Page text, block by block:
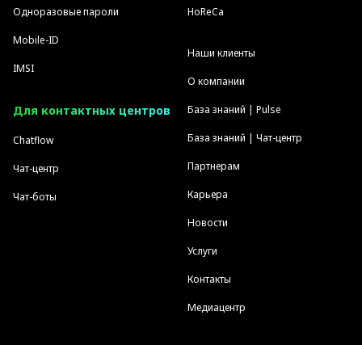
Одноразовые пароли
Mobile-ID
IMSI
Для контактных центров
Chatflow
Чат-центр
Чат-боты
HoReCa
Наши клиенты
О компании
База знаний | Pulse
База знаний | Чат-центр
Партнерам
Карьера
Новости
Услуги
Контакты
Медиацентр